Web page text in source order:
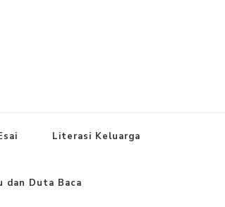
Literasi Keluarga
dan Duta Baca